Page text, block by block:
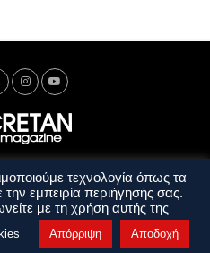
Απορρήτου
Όροι Χρήσης
τεχνολογία όπως τα
εμπειρία περιήγησής σας.
με τη χρήση αυτής της
Απόρριψη Αποδοχή